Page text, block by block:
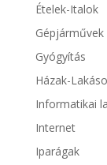
Ételek-Italok
Gépjárművek
Gyógyítás
Házak-
Informatikai
Internet
Iparágak